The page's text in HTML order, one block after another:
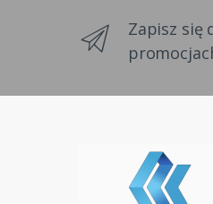
Zapisz się